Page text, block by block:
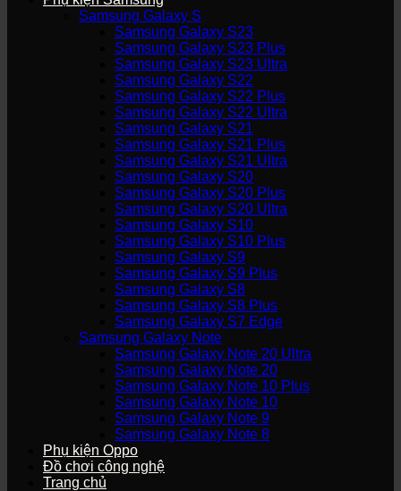
Samsung Galaxy S
Samsung Galaxy S23
Samsung Galaxy S23 Plus
Samsung Galaxy S23 Ultra
Samsung Galaxy S22
Samsung Galaxy S22 Plus
Samsung Galaxy S22 Ultra
Samsung Galaxy S21
Samsung Galaxy S21 Plus
Samsung Galaxy S21 Ultra
Samsung Galaxy S20
Samsung Galaxy S20 Plus
Samsung Galaxy S20 Ultra
Samsung Galaxy S10
Samsung Galaxy S10 Plus
Samsung Galaxy S9
Samsung Galaxy S9 Plus
Samsung Galaxy S8
Samsung Galaxy S8 Plus
Samsung Galaxy S7 Edge
Samsung Galaxy Note
Samsung Galaxy Note 20 Ultra
Samsung Galaxy Note 20
Samsung Galaxy Note 10 Plus
Samsung Galaxy Note 10
Samsung Galaxy Note 9
Samsung Galaxy Note 8
Phụ kiện Oppo
Đồ chơi công nghệ
Trang chủ